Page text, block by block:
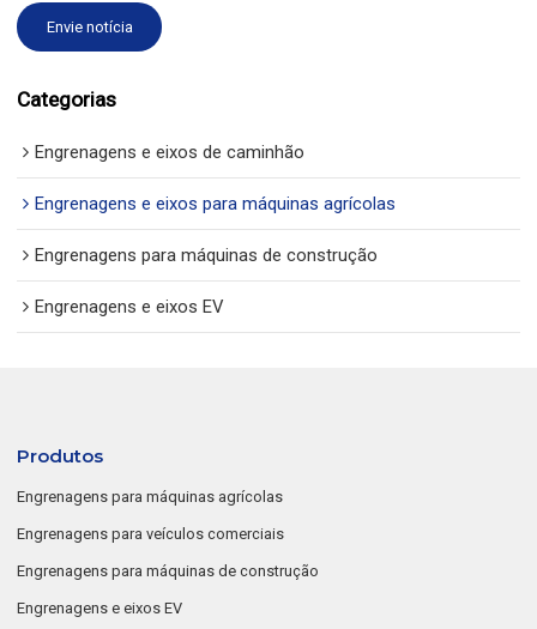
Envie notícia
Categorias
Engrenagens e eixos de caminhão
Engrenagens e eixos para máquinas agrícolas
Engrenagens para máquinas de construção
Engrenagens e eixos EV
Produtos
Engrenagens para máquinas agrícolas
Engrenagens para veículos comerciais
Engrenagens para máquinas de construção
Engrenagens e eixos EV